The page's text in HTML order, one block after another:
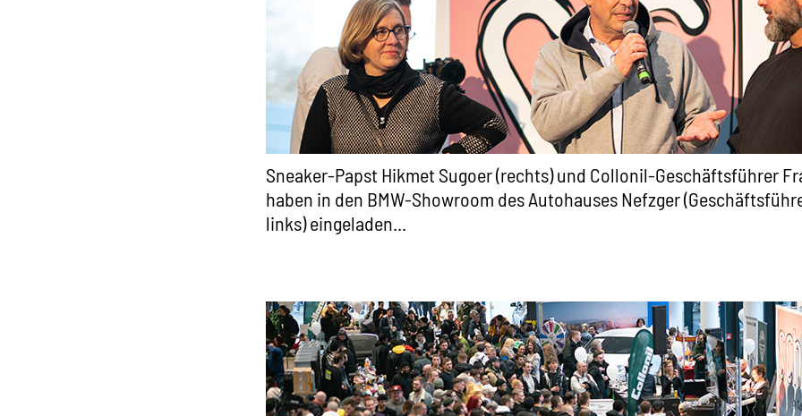
Sneaker-Papst Hikmet Sugoer (rechts) und Collonil-Geschäftsführer
haben in den BMW-Showroom des Autohauses Nefzger
links) eingeladen...